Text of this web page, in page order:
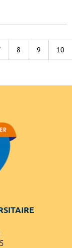
8 9 10